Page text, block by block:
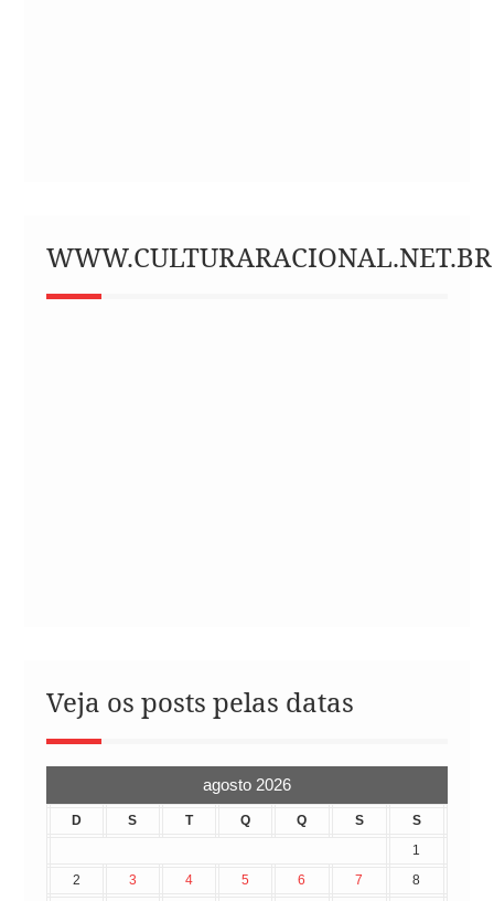
WWW.CULTURARACIONAL.NET.BR
Veja os posts pelas datas
agosto 2026
D S T Q Q S
S
1
2
3 4 5 6 7
8